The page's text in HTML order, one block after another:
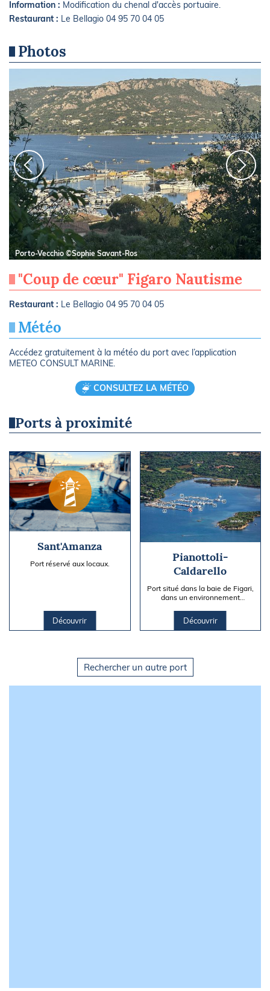
Information : Modification du chenal d'accès portuaire.
Restaurant : Le Bellagio 04 95 70 04 05
Photos
Porto-Vecchio ©Sophie Savant-Ros
"Coup de cœur" Figaro Nautisme
Restaurant : Le Bellagio 04 95 70 04 05
Météo
Accédez gratuitement à la météo du port avec l’application
METEO CONSULT MARINE.
CONSULTEZ LA MÉTÉO
Ports à proximité
Sant'Amanza
Port réservé aux locaux.
Découvrir
Pianottoli-
Caldarello
Port situé dans la baie de Figari,
dans un environnement
Découvrir
Rechercher un autre port